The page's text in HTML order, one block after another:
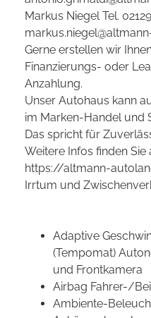
Markus Niegel Tel.
Gerne erstellen wir
Finanzierungs- oder
Anzahlung.
Unser Autohaus kann
im Marken-Handel und
Das spricht für
Weitere Infos finden
https://altmann-
Irrtum und
Adaptive
(Tempomat)
und Frontkamera
Airbag Fahrer-/
Ambiente-